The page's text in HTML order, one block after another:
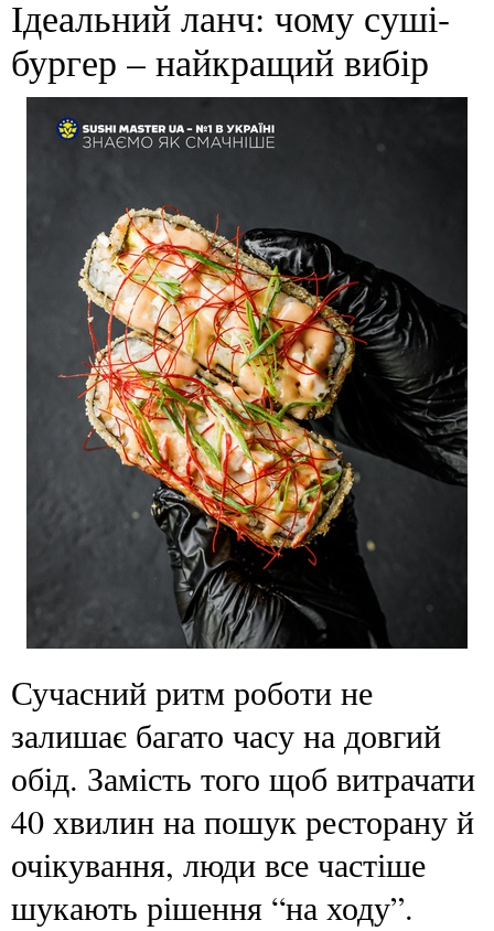
Ідеальний ланч: чому суші-
бургер – найкращий вибір
Сучасний ритм роботи не
залишає багато часу на довгий
обід. Замість того щоб витрачати
40 хвилин на пошук ресторану й
очікування, люди все частіше
шукають рішення “на ходу”.